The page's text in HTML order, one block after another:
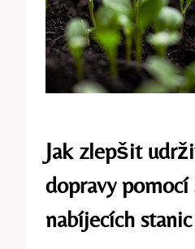
Jak zlepšit
dopravy pomocí
nabíjecích stanic